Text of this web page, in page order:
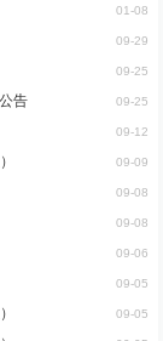
01-08
09-29
09-25
告 09-25
09-12
09-09
09-08
09-08
09-06
09-05
09-05